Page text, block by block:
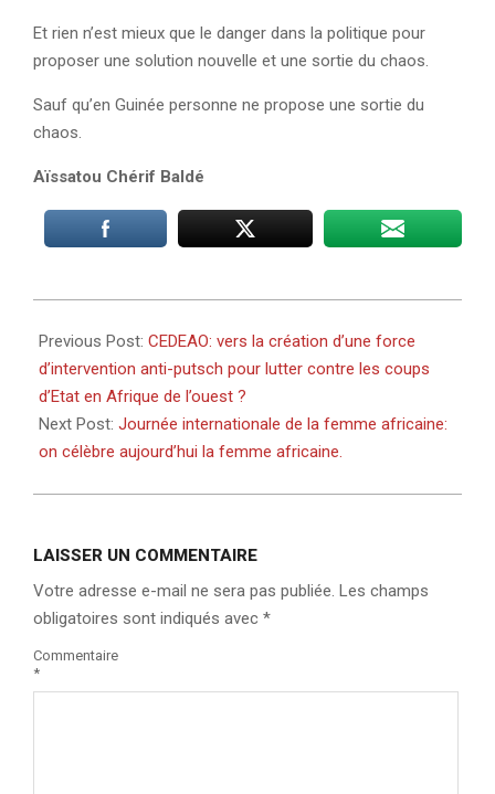
Et rien n’est mieux que le danger dans la politique pour
proposer une solution nouvelle et une sortie du chaos.
Sauf qu’en Guinée personne ne propose une sortie du
chaos.
Aïssatou Chérif Baldé
07-
30
Previous Post: CEDEAO: vers la création d’une force
d’intervention anti-putsch pour lutter contre les coups
d’Etat en Afrique de l’ouest ?
Next Post: Journée internationale de la femme africaine:
on célèbre aujourd’hui la femme africaine.
LAISSER UN COMMENTAIRE
Votre adresse e-mail ne sera pas publiée. Les champs
obligatoires sont indiqués avec *
Commentaire
*